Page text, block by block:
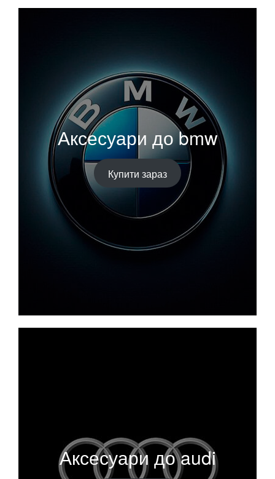
Аксесуари до bmw
Купити зараз
Аксесуари до audi